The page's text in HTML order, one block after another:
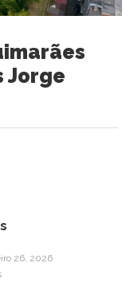
Jorge
26, 2026